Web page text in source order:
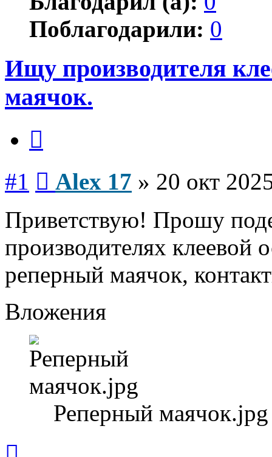
Поблагодарили: 0
Ищу производителя
маячок.
#1 Alex 17 » 20 окт
Приветствую! Прошу
производителях
реперный маячок,
Вложения
Реперный